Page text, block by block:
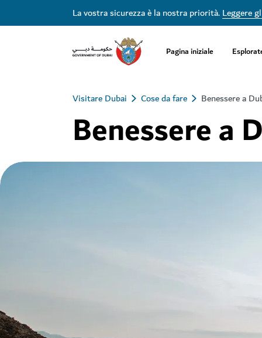
La vostra sicurezza è la nostra priorità.Leggere
Pagina iniziale
Visitare Dubai Cose da fare Benessere a
Benessere a